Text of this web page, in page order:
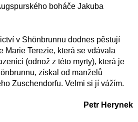
boháče Jakuba
v Shönbrunnu dodnes pěstují
Marie Terezie, která se vdávala
(odnož z této myrty), která je
získal od manželů
Zuschendorfu. Velmi si jí vážím.
Petr Herynek